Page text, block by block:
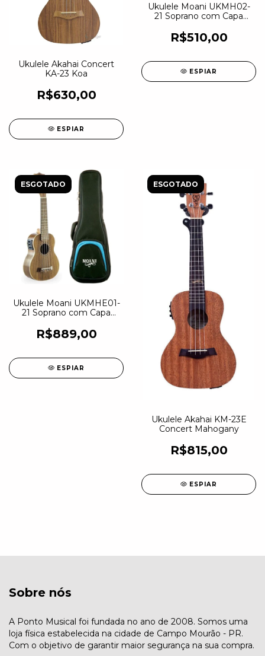
Ukulele Akahai Concert
KA-23 Koa
R$630,00
ESPIAR
Ukulele Moani UKMH02-
21 Soprano com Capa
R$510,00
ESPIAR
ESGOTADO
Ukulele Moani UKMHE01-
21 Soprano com Capa
R$889,00
ESPIAR
ESGOTADO
Ukulele Akahai KM-23E
Concert Mahogany
R$815,00
ESPIAR
Sobre nós
A Ponto Musical foi fundada no ano de 2008. Somos uma
loja física estabelecida na cidade de Campo Mourão - PR.
Com o objetivo de garantir maior segurança na sua compra.